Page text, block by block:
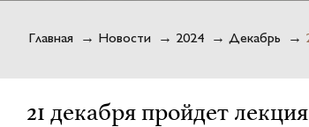
Главная → Новости → 2024 → Декабрь →
21 декабря пройдет